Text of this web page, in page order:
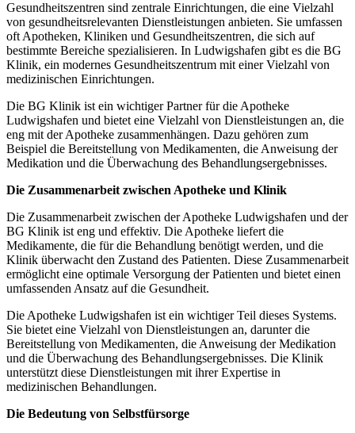
Gesundheitszentren sind zentrale Einrichtungen, die eine Vielzahl
von gesundheitsrelevanten Dienstleistungen anbieten. Sie umfassen
oft Apotheken, Kliniken und Gesundheitszentren, die sich auf
bestimmte Bereiche spezialisieren. In Ludwigshafen gibt es die BG
Klinik, ein modernes Gesundheitszentrum mit einer Vielzahl von
medizinischen Einrichtungen.
Die BG Klinik ist ein wichtiger Partner für die Apotheke
Ludwigshafen und bietet eine Vielzahl von Dienstleistungen an, die
eng mit der Apotheke zusammenhängen. Dazu gehören zum
Beispiel die Bereitstellung von Medikamenten, die Anweisung der
Medikation und die Überwachung des Behandlungsergebnisses.
Die Zusammenarbeit zwischen Apotheke und Klinik
Die Zusammenarbeit zwischen der Apotheke Ludwigshafen und der
BG Klinik ist eng und effektiv. Die Apotheke liefert die
Medikamente, die für die Behandlung benötigt werden, und die
Klinik überwacht den Zustand des Patienten. Diese Zusammenarbeit
ermöglicht eine optimale Versorgung der Patienten und bietet einen
umfassenden Ansatz auf die Gesundheit.
Die Apotheke Ludwigshafen ist ein wichtiger Teil dieses Systems.
Sie bietet eine Vielzahl von Dienstleistungen an, darunter die
Bereitstellung von Medikamenten, die Anweisung der Medikation
und die Überwachung des Behandlungsergebnisses. Die Klinik
unterstützt diese Dienstleistungen mit ihrer Expertise in
medizinischen Behandlungen.
Die Bedeutung von Selbstfürsorge